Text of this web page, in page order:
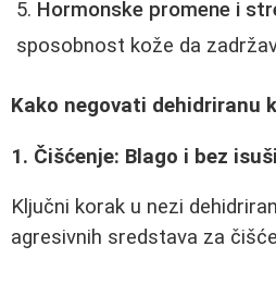
Hormonske promene i
sposobnost kože da
Kako negovati dehidriranu
1. Čišćenje: Blago i bez
Ključni korak u nezi
agresivnih sredstava za